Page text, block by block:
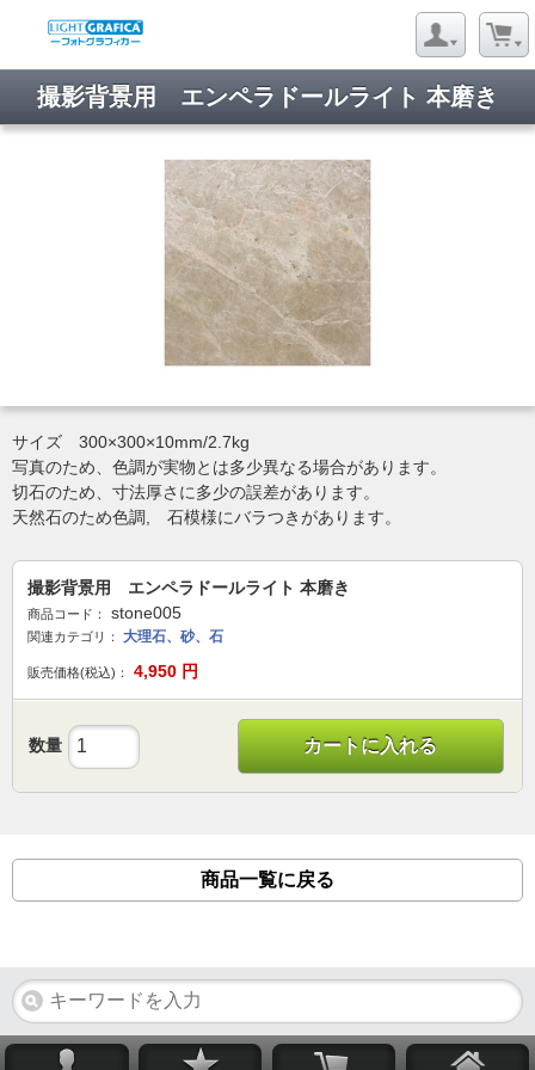
撮影背景用 エンペラドールライト 本磨き
サイズ 300×300×10mm/2.7kg
写真のため、色調が実物とは多少異なる場合があります。
切石のため、寸法厚さに多少の誤差があります。
天然石のため色調, 石模様にバラつきがあります。
撮影背景用 エンペラドールライト 本磨き
商品コード： stone005
関連カテゴリ： 大理石、砂、石
販売価格(税込)： 4,950 円
数量 カートに入れる
商品一覧に戻る